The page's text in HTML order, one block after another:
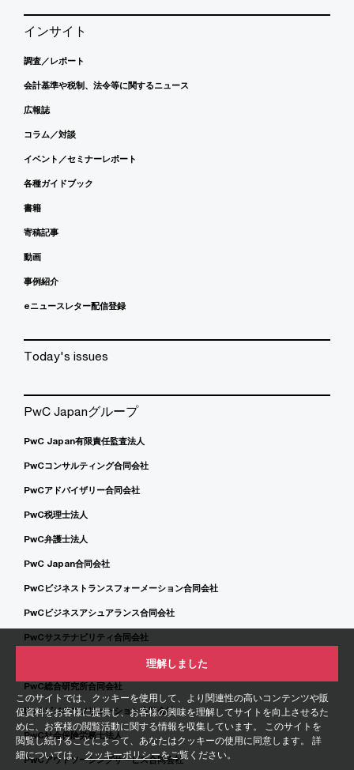
このサイトでは、クッキーを使用して、より関連性の高いコンテンツや販
促資料をお客様に提供し、お客様の興味を理解してサイトを向上させるた
めに、お客様の閲覧活動に関する情報を収集しています。 このサイトを
閲覧し続けることによって、あなたはクッキーの使用に同意します。 詳
細については、 クッキーポリシーをご覧ください。
理解しました
インサイト
調査／レポート
会計基準や税制、法令等に関するニュース
広報誌
コラム／対談
イベント／セミナーレポート
各種ガイドブック
書籍
寄稿記事
動画
事例紹介
eニュースレター配信登録
Today's issues
PwC Japanグループ
PwC Japan有限責任監査法人
PwCコンサルティング合同会社
PwCアドバイザリー合同会社
PwC税理士法人
PwC弁護士法人
PwC Japan合同会社
PwCビジネストランスフォーメーション合同会社
PwCビジネスアシュアランス合同会社
PwCサステナビリティ合同会社
PwCリスクアドバイザリー合同会社
PwC総合研究所合同会社
PwCビジネスソリューション合同会社
PwC社会保険労務士法人
PwCアウトソーシングサービス合同会社